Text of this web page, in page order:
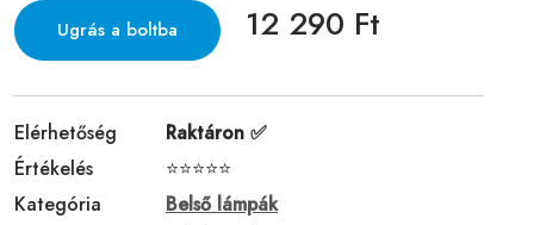
Ugrás a boltba 12 290 Ft
Elérhetőség
Raktáron ✅
Értékelés
⭐⭐⭐⭐⭐
Kategória
Belső lámpák